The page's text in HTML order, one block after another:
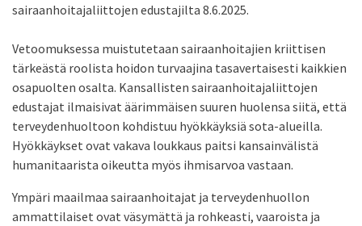
sairaanhoitajaliittojen edustajilta 8.6.2025.
Vetoomuksessa muistutetaan sairaanhoitajien kriittisen
tärkeästä roolista hoidon turvaajina tasavertaisesti kaikkien
osapuolten osalta. Kansallisten sairaanhoitajaliittojen
edustajat ilmaisivat äärimmäisen suuren huolensa siitä, että
terveydenhuoltoon kohdistuu hyökkäyksiä sota-alueilla.
Hyökkäykset ovat vakava loukkaus paitsi kansainvälistä
humanitaarista oikeutta myös ihmisarvoa vastaan.
Ympäri maailmaa sairaanhoitajat ja terveydenhuollon
ammattilaiset ovat väsymättä ja rohkeasti, vaaroista ja